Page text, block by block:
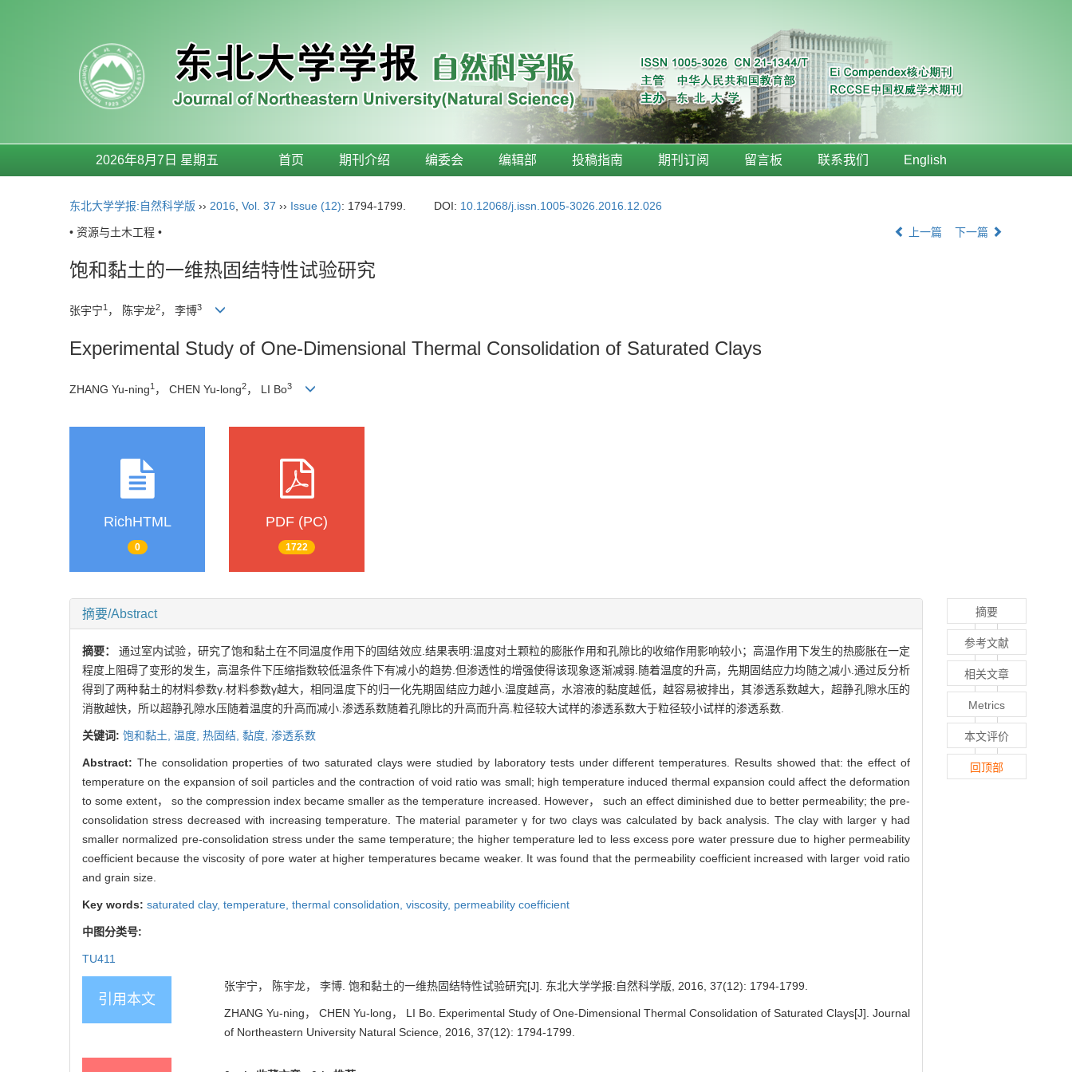
2026年8月7日 星期五 首页 期刊介绍 编委会 编辑部 投稿指南 期刊订阅 留言板 联系我们 English
东北大学学报:自然科学版 ›› 2016 Vol. 37 ›› Issue (12): 1794-1799. DOI: 10.12068/j.issn.1005-3026.2016.12.026
• 资源与土木工程 • 上一篇 下一篇
饱和黏土的一维热固结特性试验研究
张宇宁1 ， 陈宇龙2， 李博3
Experimental Study of One-Dimensional Thermal Consolidation of Saturated Clays
ZHANG Yu-ning1 ， CHEN Yu-long2， LI Bo3
RichHTML
0
PDF (PC)
1722
摘要/Abstract
摘要：通过室内试验，研究了饱和黏土在不同温度作用下的固结效应.结果表明:温度对土颗粒的膨胀作用和孔隙比的收缩作用影响较小；高温作用下发生的热膨胀在一定
程度上阻碍了变形的发生，高温条件下压缩指数较低温条件下有减小的趋势.但渗透性的增强使得该现象逐渐减弱.随着温度的升高，先期固结应力均随之减小.通过反分析
得到了两种黏土的材料参数γ.材料参数γ越大，相同温度下的归一化先期固结应力越小.温度越高，水溶液的黏度越低，越容易被排出，其渗透系数越大，超静孔隙水压的
消散越快，所以超静孔隙水压随着温度的升高而减小.渗透系数随着孔隙比的升高而升高.粒径较大试样的渗透系数大于粒径较小试样的渗透系数.
关键词: 饱和黏土, 温度, 热固结, 黏度, 渗透系数
Abstract: The consolidation properties of two saturated clays were studied by laboratory tests under different temperatures. Results showed that: the effect of
temperature on the expansion of soil particles and the contraction of void ratio was small; high temperature induced thermal expansion could affect the deformation
to some extent， so the compression index became smaller as the temperature increased. However， such an effect diminished due to better permeability; the pre-
consolidation stress decreased with increasing temperature. The material parameter γ for two clays was calculated by back analysis. The clay with larger γ had
smaller normalized pre-consolidation stress under the same temperature; the higher temperature led to less excess pore water pressure due to higher permeability
coefficient because the viscosity of pore water at higher temperatures became weaker. It was found that the permeability coefficient increased with larger void ratio
and grain size.
Key words: saturated clay, temperature, thermal consolidation, viscosity, permeability coefficient
中图分类号:
TU411
引用本文
张宇宁， 陈宇龙， 李博. 饱和黏土的一维热固结特性试验研究[J]. 东北大学学报:自然科学版, 2016, 37(12): 1794-1799.
ZHANG Yu-ning， CHEN Yu-long， LI Bo. Experimental Study of One-Dimensional Thermal Consolidation of Saturated Clays[J]. Journal
of Northeastern University Natural Science, 2016, 37(12): 1794-1799.
摘要
参考文献
相关文章
Metrics
本文评价
回顶部